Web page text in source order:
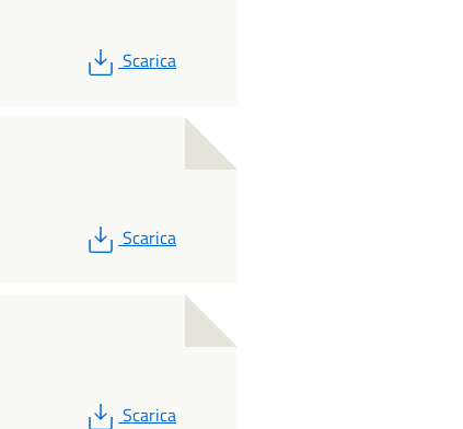
PDF
Scarica
PDF
Scarica
PDF
Scarica